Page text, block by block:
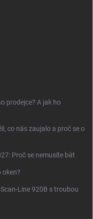
prodejce? A jak ho
co nás zaujalo a proč se o
Proč se nemusíte bát
oken?
Line 920B s troubou